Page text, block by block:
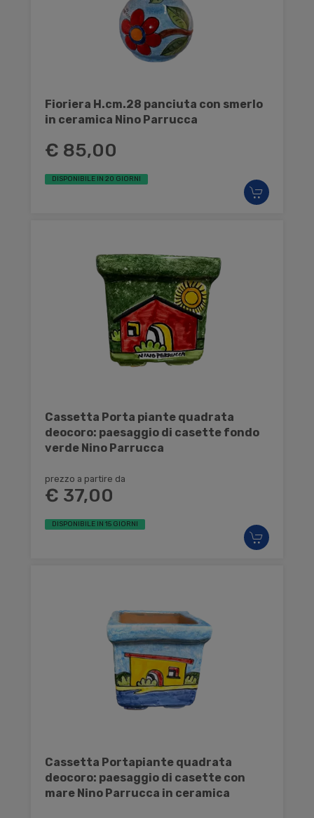
Fioriera H.cm.28 panciuta con smerlo
in ceramica Nino Parrucca
€ 85,00
DISPONIBILE IN 20 GIORNI
Cassetta Porta piante quadrata
deocoro: paesaggio di casette fondo
verde Nino Parrucca
prezzo a partire da
€ 37,00
DISPONIBILE IN 15 GIORNI
Cassetta Portapiante quadrata
deocoro: paesaggio di casette con
mare Nino Parrucca in ceramica